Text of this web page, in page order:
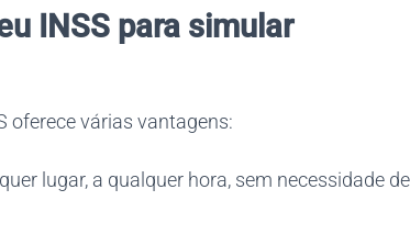
INSS para simular
oferece várias vantagens:
lugar, a qualquer hora, sem necessidade